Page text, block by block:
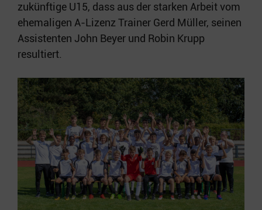
zukünftige U15, dass aus der starken Arbeit vom
ehemaligen A-Lizenz Trainer Gerd Müller, seinen
Assistenten John Beyer und Robin Krupp
resultiert.